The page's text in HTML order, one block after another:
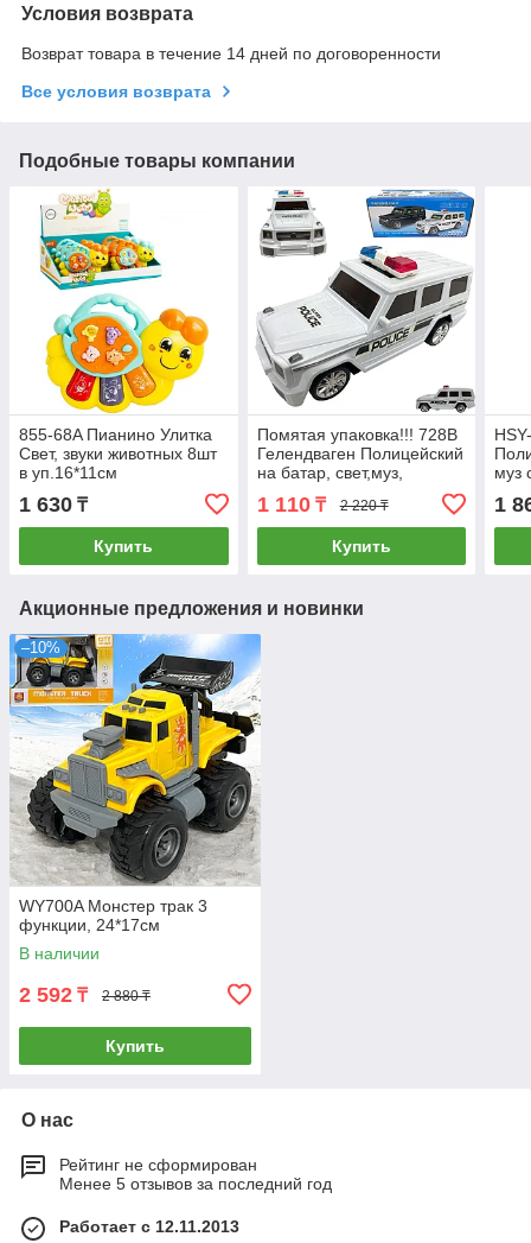
Условия возврата
Возврат товара в течение 14 дней по договоренности
Все условия возврата
Подобные товары компании
855-68A Пианино Улитка
Свет, звуки животных 8шт
в уп.16*11см
1 630 ₸
Купить
Помятая упаковка!!! 728B
Гелендваген Полицейский
на батар, свет,муз,
28*12см
1 110₸ 2 220 ₸
Купить
муз
1
Акционные предложения и новинки
–10%
WY700A Монстер трак 3
функции, 24*17см
В наличии
2 592 ₸ 2 880 ₸
Купить
О нас
Рейтинг не сформирован
Менее 5 отзывов за последний год
Работает с 12.11.2013